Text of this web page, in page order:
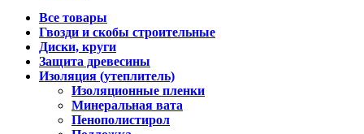
Все товары
Гвозди и скобы строительные
Диски, круги
Защита древесины
Изоляция (утеплитель)
Изоляционные пленки
Минеральная вата
Пенополистирол